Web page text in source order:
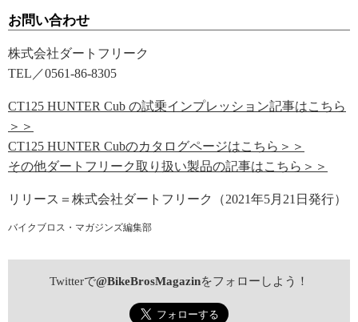
お問い合わせ
株式会社ダートフリーク
TEL／0561-86-8305
CT125 HUNTER Cub の試乗インプレッション記事はこちら
＞＞
CT125 HUNTER Cubのカタログページはこちら＞＞
その他ダートフリーク取り扱い製品の記事はこちら＞＞
リリース＝株式会社ダートフリーク（2021年5月21日発行）
バイクブロス・マガジンズ編集部
Twitterで@BikeBrosMagazinをフォローしよう！